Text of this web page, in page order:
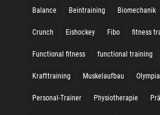
Balance Beintraining Biomechanik
Crunch Eishockey Fibo fitness
Functional fitness functional training
Krafttraining Muskelaufbau Olympia
Personal-Trainer Physiotherapie